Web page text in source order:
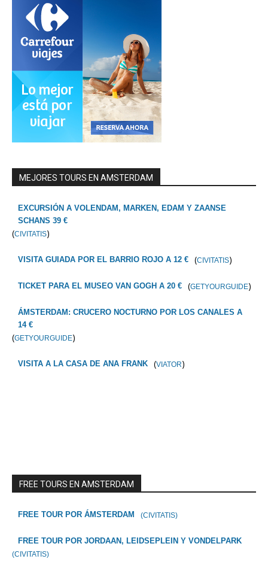
MEJORES TOURS EN AMSTERDAM
EXCURSIÓN A VOLENDAM, MARKEN, EDAM Y ZAANSE
SCHANS 39 €
(CIVITATIS)
VISITA GUIADA POR EL BARRIO ROJO A 12 € (CIVITATIS)
TICKET PARA EL MUSEO VAN GOGH A 20 € (GETYOURGUIDE)
ÁMSTERDAM: CRUCERO NOCTURNO POR LOS CANALES A
14 €
(GETYOURGUIDE)
VISITA A LA CASA DE ANA FRANK (VIATOR)
FREE TOURS EN AMSTERDAM
FREE TOUR POR ÁMSTERDAM (CIVITATIS)
FREE TOUR POR JORDAAN, LEIDSEPLEIN Y VONDELPARK
(CIVITATIS)